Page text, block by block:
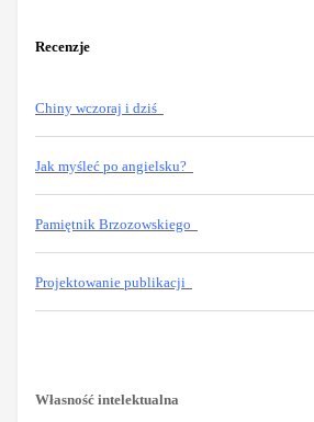
Recenzje
Chiny wczoraj i dziś
Jak myśleć po angielsku?
Pamiętnik Brzozowskiego
Projektowanie publikacji
Własność intelektualna